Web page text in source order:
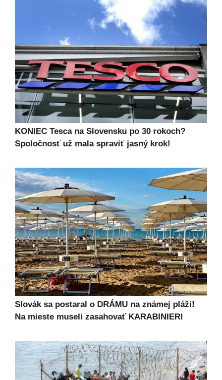
KONIEC Tesca na Slovensku po 30 rokoch?
Spoločnosť už mala spraviť jasný krok!
Slovák sa postaral o DRÁMU na známej pláži!
Na mieste museli zasahovať KARABINIERI